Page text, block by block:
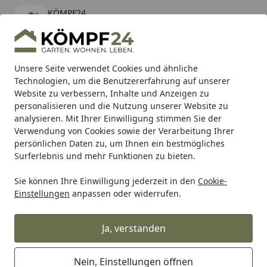
Unsere Seite verwendet Cookies und ähnliche
Technologien, um die Benutzererfahrung auf unserer
Website zu verbessern, Inhalte und Anzeigen zu
personalisieren und die Nutzung unserer Website zu
analysieren. Mit Ihrer Einwilligung stimmen Sie der
Verwendung von Cookies sowie der Verarbeitung Ihrer
persönlichen Daten zu, um Ihnen ein bestmögliches
Surferlebnis und mehr Funktionen zu bieten.
Sie können Ihre Einwilligung jederzeit in den Cookie-
Einstellungen anpassen oder widerrufen.
Ja, verstanden
Nein, Einstellungen öffnen
KÖMPF24
kostenlos - Im App Store
Hotline
Alle Produkte
Mein Konto
Suchen
Karibu Pools inkl. gratis Sandfilteranlage & Pool-
Starterset (Gesamtwert bis 468,99€)
Startseite
Grill Weber Ersatzteil LID 22.5IN O/T PLAT DRK BLUE
Weber Ersatzteil LID 22.5IN O/T
PLAT DRK BLUE (96067)